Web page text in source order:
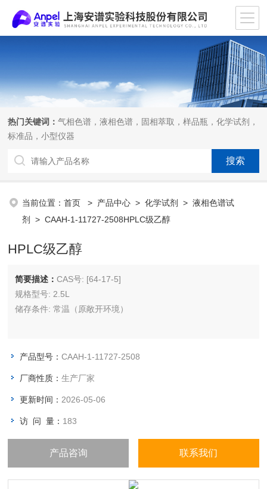
热门关键词：气相色谱，液相色谱，固相萃取，样品瓶，化学试剂，
标准品，小型仪器
当前位置：首页 > 产品中心 >化学试剂 >液相色谱试
剂
> CAAH-1-11727-2508HPLC级乙醇
HPLC级乙醇
简要描述：CAS号: [64-17-5]
规格型号: 2.5L
储存条件: 常温（原敞开环境）
产品型号：CAAH-1-11727-2508
厂商性质：生产厂家
更新时间： 2026-05-06
访 问 量： 183
产品咨询 联系我们